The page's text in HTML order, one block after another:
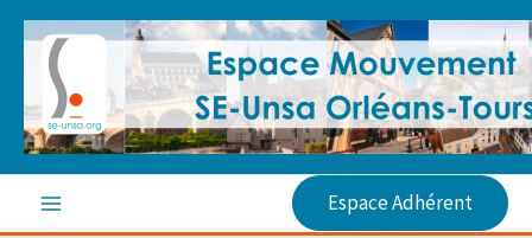
Aller
contenu
Espace Adhérent